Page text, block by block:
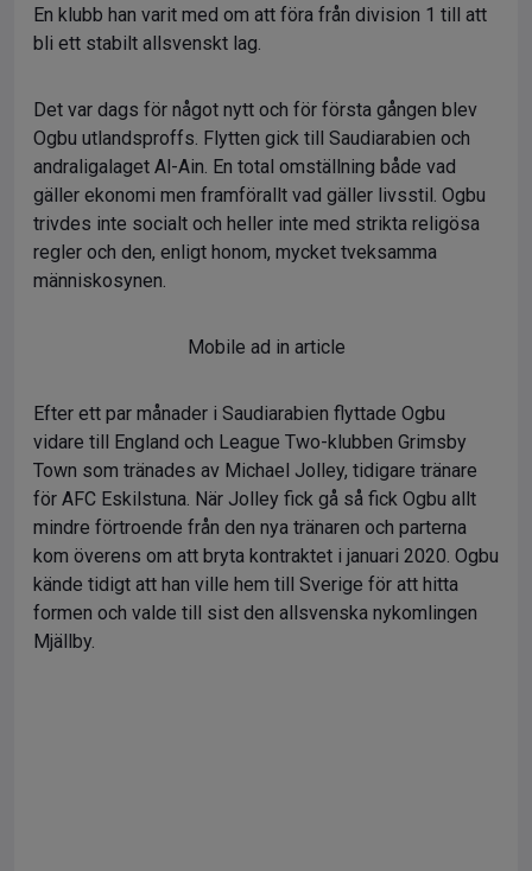
En klubb han varit med om att föra från division 1 till att
bli ett stabilt allsvenskt lag.
Det var dags för något nytt och för första gången blev
Ogbu utlandsproffs. Flytten gick till Saudiarabien och
andraligalaget Al-Ain. En total omställning både vad
gäller ekonomi men framförallt vad gäller livsstil. Ogbu
trivdes inte socialt och heller inte med strikta religösa
regler och den, enligt honom, mycket tveksamma
människosynen.
Mobile ad in article
Efter ett par månader i Saudiarabien flyttade Ogbu
vidare till England och League Two-klubben Grimsby
Town som tränades av Michael Jolley, tidigare tränare
för AFC Eskilstuna. När Jolley fick gå så fick Ogbu allt
mindre förtroende från den nya tränaren och parterna
kom överens om att bryta kontraktet i januari 2020. Ogbu
kände tidigt att han ville hem till Sverige för att hitta
formen och valde till sist den allsvenska nykomlingen
Mjällby.